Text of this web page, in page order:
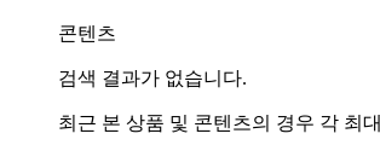
콘텐츠
검색 결과가 없습니다.
최근 본 상품 및 콘텐츠의 경우 각 최